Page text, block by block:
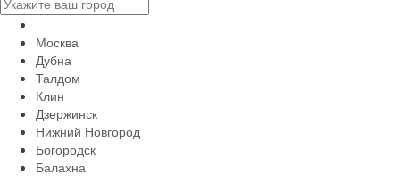
Москва
Дубна
Талдом
Клин
Дзержинск
Нижний Новгород
Богородск
Балахна